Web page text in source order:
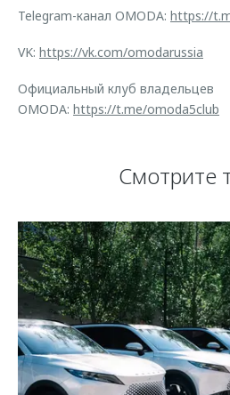
Telegram-канал OMODA: https://
VK: https://vk.com/omodarussia
Официальный клуб владельцев
OMODA: https://t.me/omoda5club
Смотрите